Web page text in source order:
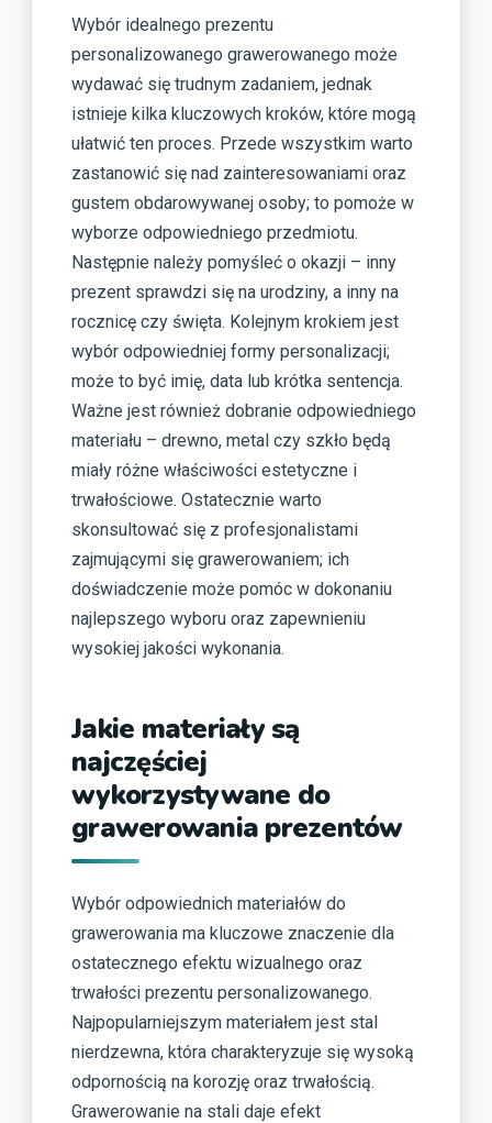
Wybór idealnego prezentu
personalizowanego grawerowanego może
wydawać się trudnym zadaniem, jednak
istnieje kilka kluczowych kroków, które mogą
ułatwić ten proces. Przede wszystkim warto
zastanowić się nad zainteresowaniami oraz
gustem obdarowywanej osoby; to pomoże w
wyborze odpowiedniego przedmiotu.
Następnie należy pomyśleć o okazji – inny
prezent sprawdzi się na urodziny, a inny na
rocznicę czy święta. Kolejnym krokiem jest
wybór odpowiedniej formy personalizacji;
może to być imię, data lub krótka sentencja.
Ważne jest również dobranie odpowiedniego
materiału – drewno, metal czy szkło będą
miały różne właściwości estetyczne i
trwałościowe. Ostatecznie warto
skonsultować się z profesjonalistami
zajmującymi się grawerowaniem; ich
doświadczenie może pomóc w dokonaniu
najlepszego wyboru oraz zapewnieniu
wysokiej jakości wykonania.
Jakie materiały są
najczęściej
wykorzystywane do
grawerowania prezentów
Wybór odpowiednich materiałów do
grawerowania ma kluczowe znaczenie dla
ostatecznego efektu wizualnego oraz
trwałości prezentu personalizowanego.
Najpopularniejszym materiałem jest stal
nierdzewna, która charakteryzuje się wysoką
odpornością na korozję oraz trwałością.
Grawerowanie na stali daje efekt